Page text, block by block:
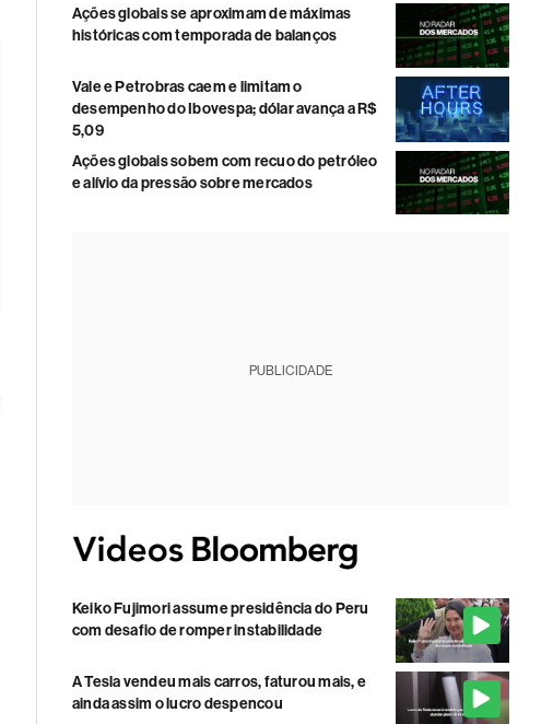
Ações globais se aproximam de máximas
históricas com temporada de balanços
Vale e Petrobras caem e limitam o
desempenho do Ibovespa; dólar avança a R$
5,09
Ações globais sobem com recuo do petróleo
e alívio da pressão sobre mercados
PUBLICIDADE
Keiko Fujimori assume presidência do Peru
com desafio de romper instabilidade
A Tesla vendeu mais carros, faturou mais, e
ainda assim o lucro despencou